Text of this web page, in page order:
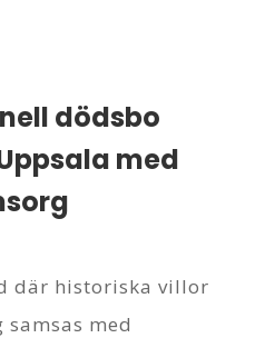
dödsbo
med
där historiska villor
samsas med